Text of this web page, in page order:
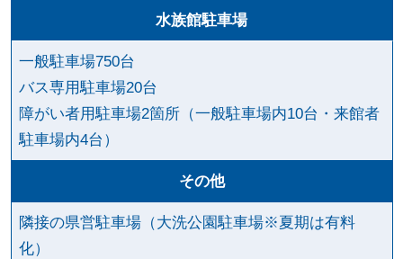
水族館駐車場
一般駐車場750台
バス専用駐車場20台
障がい者用駐車場2箇所（一般駐車場内10台・来館者
駐車場内4台）
その他
隣接の県営駐車場（大洗公園駐車場※夏期は有料
化）